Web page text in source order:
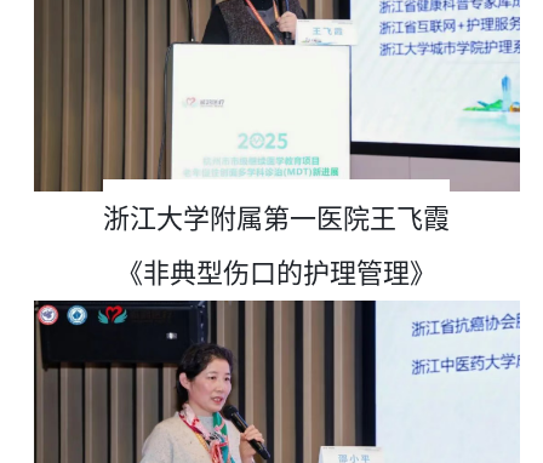
浙江大学附属第一医院王飞霞
《非典型伤口的护理管理》